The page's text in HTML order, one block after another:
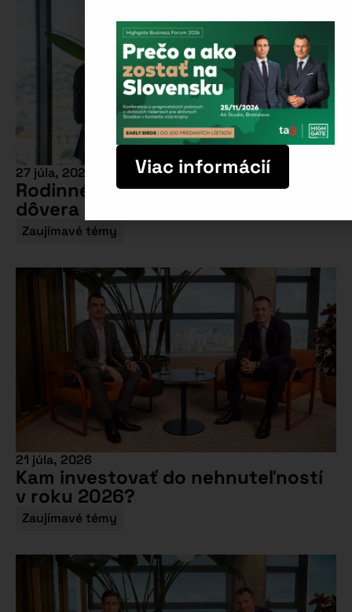
27 júla, 2026
Rodinné firmy: Prečo nestačí
dôvera a dobré vzťahy?
Zaujímavé témy
21 júla, 2026
Kam investovať do nehnuteľností
v roku 2026?
Zaujímavé témy
Viac informácií